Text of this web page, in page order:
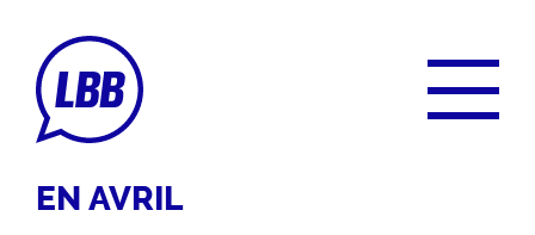
EN AVRIL